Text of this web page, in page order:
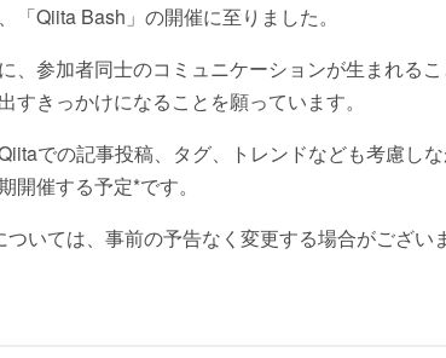
Qiita Bash」の開催に至りました。
、参加者同士のコミュニケーションが生まれる
きっかけになることを願っています。
での記事投稿、タグ、トレンドなども考慮し
催する予定*です。
いては、事前の予告なく変更する場合がござい